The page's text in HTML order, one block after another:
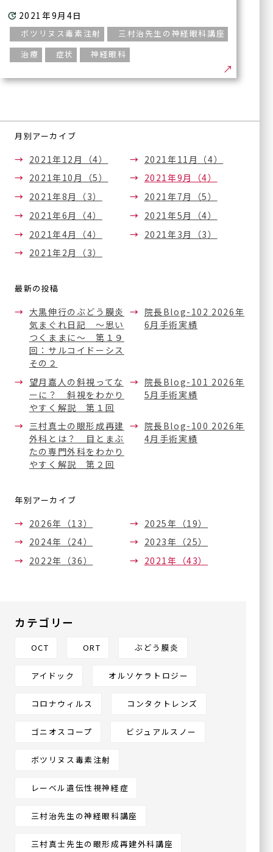
医療機器紹介
硝子体手術
硝子体注射
ボツリヌス療法
（眼瞼・顔面痙攣に対する
治療）
テッペーザ
ICL/IPCL
外来
シングリックス®
手術実績
医療関係者の方へ
採用情
（他サイト
へ）
サイトマップ
グループ施設
今福鶴見みらい眼科皮フ科
クリニック本院
川口眼科醫院
〒570-0083
イオンタウン守口3階
〒538-0044
3丁目22-24
月別アーカイブ
2021年12月（4）
2021年11月（4）
2021年10月（5）
2021年9月（4）
2021年8月（3）
2021年7月（5）
2021年6月（4）
2021年5月（4）
2021年4月（4）
2021年3月（3）
2021年2月（3）
最新の投稿
大黒伸行のぶどう膜炎
気まぐれ日記 ～思い
つくままに～ 第１９
回：サルコイドーシス
その２
院長Blog-102 2026年
6月手術実績
望月嘉人の斜視ってな
ーに？ 斜視をわかり
やすく解説 第１回
院長Blog-101 2026年
5月手術実績
三村真士の眼形成再建
外科とは？ 目とまぶ
たの専門外科をわかり
やすく解説 第２回
院長Blog-100 2026年
4月手術実績
年別アーカイブ
2026年（13）
2025年（19）
2024年（24）
2023年（25）
2022年（36）
2021年（43）
カテゴリー
OCT ORT ぶどう膜炎
アイドック オルソケラトロジー
コロナウィルス コンタクトレンズ
ゴニオスコープ ビジュアルスノー
ボツリヌス毒素注射
レーベル遺伝性視神経症
三村治先生の神経眼科講座
三村真士先生の眼形成再建外科講座
2021年9月4日
ボツリヌス毒素注射
三村治先生の神経眼科講座
治療
症状 神経眼科